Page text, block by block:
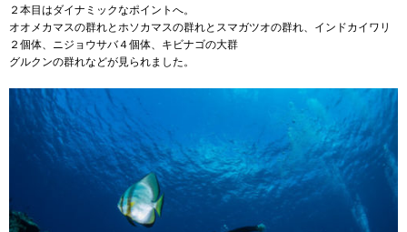
２本目はダイナミックなポイントへ。
オオメカマスの群れとホソカマスの群れとスマガツオの群れ、インドカイワリ
２個体、ニジョウサバ４個体、キビナゴの大群
グルクンの群れなどが見られました。